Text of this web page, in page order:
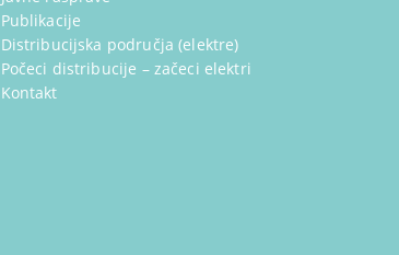
Publikacije
Distribucijska područja (elektre)
Počeci distribucije – začeci elektri
Kontakt